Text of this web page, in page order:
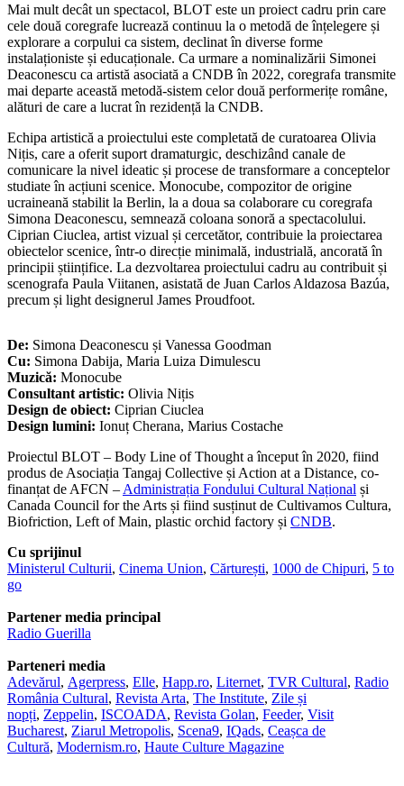
Mai mult decât un spectacol, BLOT este un proiect cadru prin care
cele două coregrafe lucrează continuu la o metodă de înțelegere și
explorare a corpului ca sistem, declinat în diverse forme
instalaționiste și educaționale. Ca urmare a nominalizării Simonei
Deaconescu ca artistă asociată a CNDB în 2022, coregrafa transmite
mai departe această metodă-sistem celor două performerițe române,
alături de care a lucrat în rezidență la CNDB.
Echipa artistică a proiectului este completată de curatoarea Olivia
Nițis, care a oferit suport dramaturgic, deschizând canale de
comunicare la nivel ideatic și procese de transformare a conceptelor
studiate în acțiuni scenice. Monocube, compozitor de origine
ucraineană stabilit la Berlin, la a doua sa colaborare cu coregrafa
Simona Deaconescu, semnează coloana sonoră a spectacolului.
Ciprian Ciuclea, artist vizual și cercetător, contribuie la proiectarea
obiectelor scenice, într-o direcție minimală, industrială, ancorată în
principii științifice. La dezvoltarea proiectului cadru au contribuit și
scenografa Paula Viitanen, asistată de Juan Carlos Aldazosa Bazúa,
precum și light designerul James Proudfoot.
De: Simona Deaconescu și Vanessa Goodman
Cu: Simona Dabija, Maria Luiza Dimulescu
Muzică: Monocube
Consultant artistic: Olivia Nițis
Design de obiect: Ciprian Ciuclea
Design lumini: Ionuț Cherana, Marius Costache
Proiectul BLOT – Body Line of Thought a început în 2020, fiind
produs de Asociația Tangaj Collective și Action at a Distance, co-
finanțat de AFCN – Administrația Fondului Cultural Național și
Canada Council for the Arts și fiind susținut de Cultivamos Cultura,
Biofriction, Left of Main, plastic orchid factory și CNDB.
Cu sprijinul
Ministerul Culturii, Cinema Union, Cărturești, 1000 de Chipuri, 5 to
go
Partener media principal
Radio Guerilla
Parteneri media
Adevărul, Agerpress, Elle, Happ.ro, Liternet, TVR Cultural, Radio
România Cultural, Revista Arta, The Institute, Zile și
nopți, Zeppelin, ISCOADA, Revista Golan, Feeder, Visit
Bucharest, Ziarul Metropolis, Scena9, IQads, Ceașca de
Cultură, Modernism.ro, Haute Culture Magazine